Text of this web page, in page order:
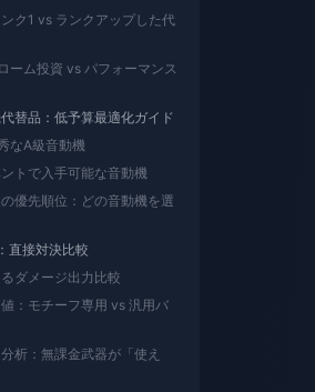
-17%
300 + 30 Oneiric
Shard
今すぐ購入
60 Oneiric Shard
ク1 vs ランクアップした代
ーム投資 vs パフォーマンス
替品：低予算最適化ガイド
なA級音動機
トで入手可能な音動機
優先順位：どの音動機を選
直接対決比較
ダメージ出力比較
：モチーフ専用 vs 汎用バ
析：無課金武器が「使え